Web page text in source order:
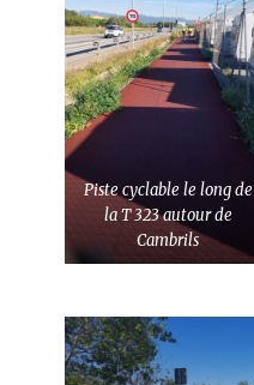
Piste cyclable le long de
la T 323 autour de
Cambrils